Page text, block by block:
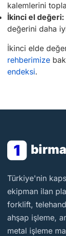
kalemlerini
İkinci el değeri:
değerini daha
İkinci elde
rehberimize
endeksi.
1
BirMakine
Türkiye'nin
ekipman ilan
forklift,
ahşap işleme,
metal işleme